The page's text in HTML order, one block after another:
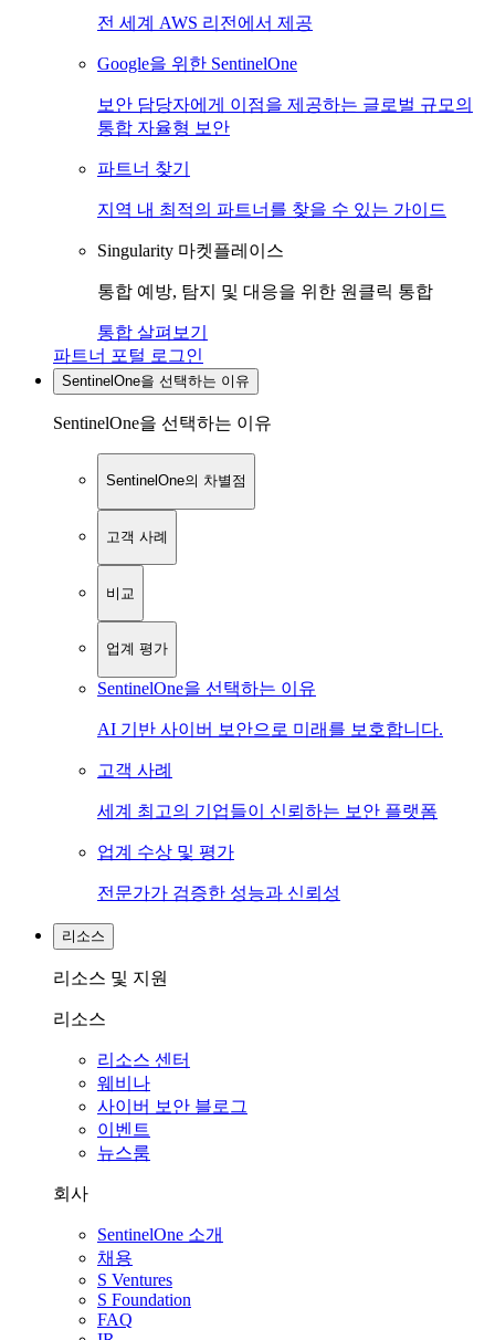
전 세계 AWS 리전에서 제공
Google을 위한 SentinelOne
보안 담당자에게 이점을 제공하는 글로벌 규모의
통합 자율형 보안
파트너 찾기
지역 내 최적의 파트너를 찾을 수 있는 가이드
Singularity 마켓플레이스
통합 예방, 탐지 및 대응을 위한 원클릭 통합
통합 살펴보기
파트너 포털 로그인
SentinelOne을 선택하는 이유
SentinelOne을 선택하는 이유
SentinelOne의 차별점
고객 사례
비교
업계 평가
SentinelOne을 선택하는 이유
AI 기반 사이버 보안으로 미래를 보호합니다.
고객 사례
세계 최고의 기업들이 신뢰하는 보안 플랫폼
업계 수상 및 평가
전문가가 검증한 성능과 신뢰성
리소스
리소스 및 지원
리소스
리소스 센터
웨비나
사이버 보안 블로그
이벤트
뉴스룸
회사
SentinelOne 소개
채용
S Ventures
S Foundation
FAQ